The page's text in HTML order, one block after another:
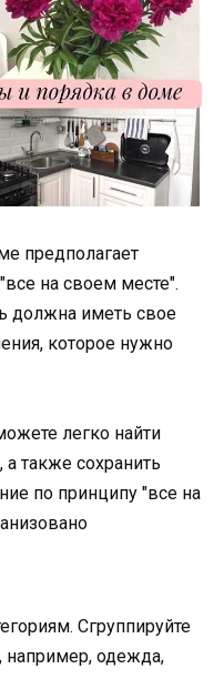
предполагает
на своем месте".
должна иметь свое
которое нужно
легко найти
также сохранить
по принципу "все на
Сгруппируйте
например, одежда,